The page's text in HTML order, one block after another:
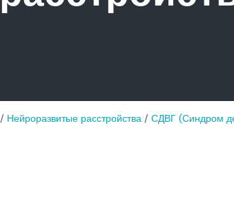
/ Нейроразвитые расстройства / СДВГ (Синдром